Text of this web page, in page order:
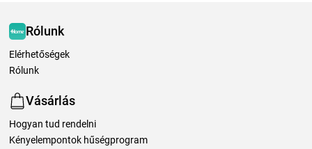
Rólunk
Elérhetőségek
Rólunk
Vásárlás
Hogyan tud rendelni
Kényelempontok hűségprogram